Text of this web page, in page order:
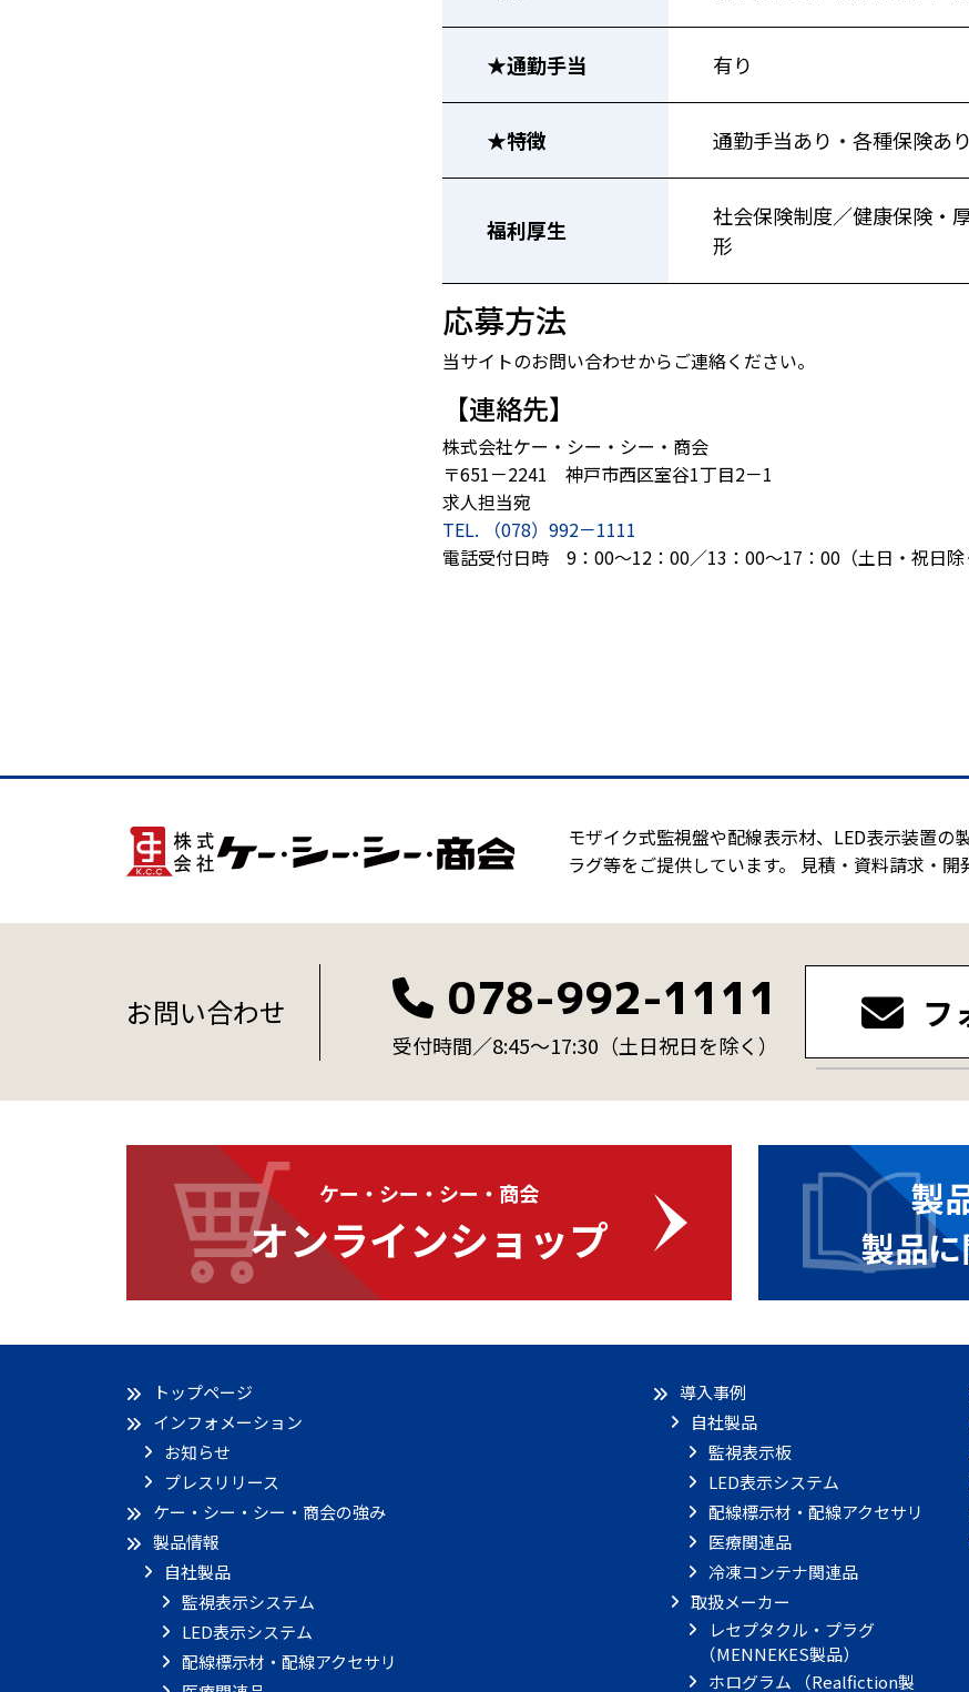
★通勤手当 有り
★特徴 通勤手当あり・各種保険あり
福利厚生
社会保険制度／健康保険・
形
応募方法
当サイトのお問い合わせからご連絡ください。
【連絡先】
株式会社ケー・シー・シー・商会
〒651－2241 神戸市西区室谷1丁目2－1
求人担当宛
TEL. （078）992－1111
電話受付日時 9：00～12：00／13：00～17：00（土日・祝日除
モザイク式監視盤や配線表示材、LED表示装置
ラグ等をご提供しています。 見積・資料請求・
お問い合わせ 078-992-1111
受付時間／8:45～17:30 （土日祝日を除く）
フ
ケー・シー・シー・商会
オンラインショップ
製
製品
トップページ
インフォメーション
お知らせ
プレスリリース
ケー・シー・シー・商会の強み
製品情報
自社製品
監視表示システム
LED表示システム
配線標示材・配線アクセサリ
導入事例
自社製品
監視表示板
LED表示システム
配線標示材・配線アクセサリ
医療関連品
冷凍コンテナ関連品
取扱メーカー
レセプタクル・プラグ
（MENNEKES製品）
ホログラム （Realfiction製